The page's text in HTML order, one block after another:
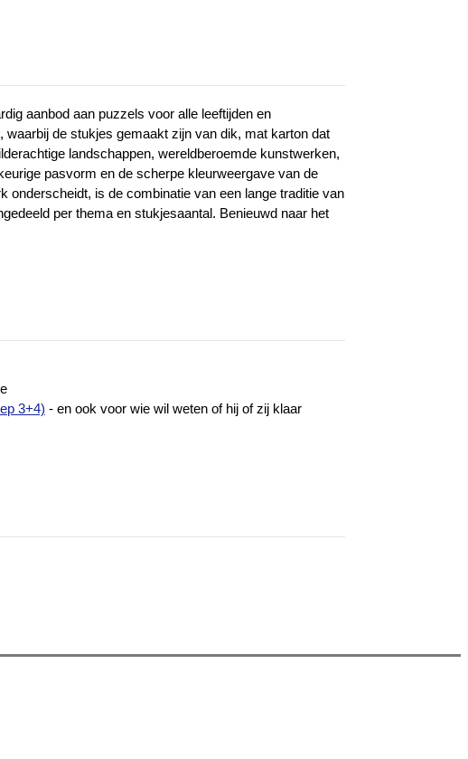
aanbod aan puzzels voor alle leeftijden en
de stukjes gemaakt zijn van dik, mat karton dat
landschappen, wereldberoemde kunstwerken,
pasvorm en de scherpe kleurweergave van de
onderscheidt, is de combinatie van een lange traditie van
per thema en stukjesaantal. Benieuwd naar het
3+4) - en ook voor wie wil weten of hij of zij klaar